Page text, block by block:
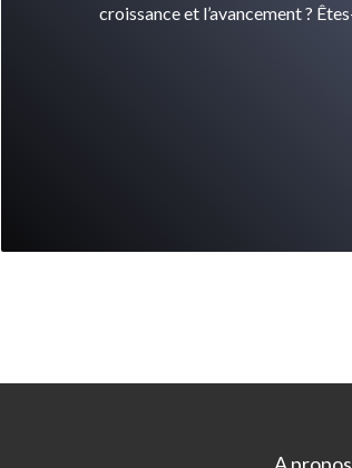
croissance et l’avancement ?
A